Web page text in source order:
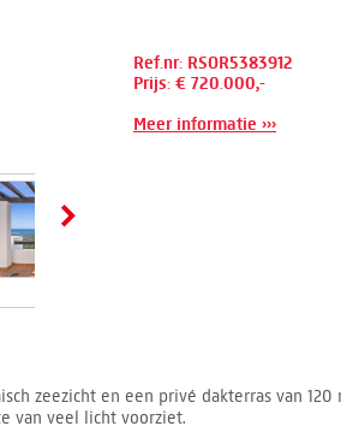
Ref.nr: RSOR5383912
Prijs: € 720.000,-
Meer informatie ›››
zeezicht en een privé dakterras van
van veel licht voorziet.